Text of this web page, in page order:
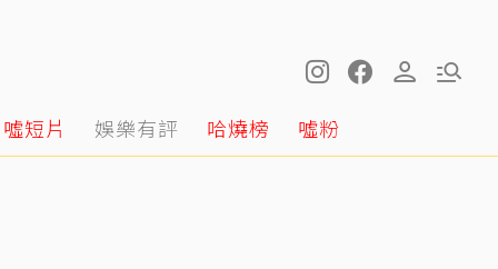
噓短片 娛樂有評 哈燒榜 噓粉